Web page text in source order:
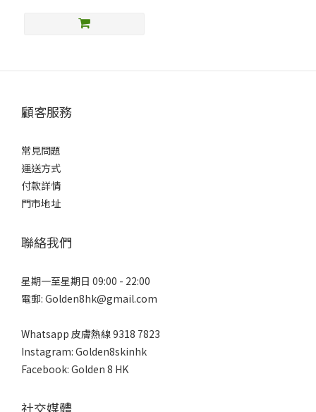
顧客服務
常見問題
運送方式
付款詳情
門市地址
聯絡我們
星期一至星期日 09:00 - 22:00
電郵: Golden8hk@gmail.com
Whatsapp 皮膚熱線 9318 7823
Instagram: Golden8skinhk
Facebook: Golden 8 HK
社交媒體